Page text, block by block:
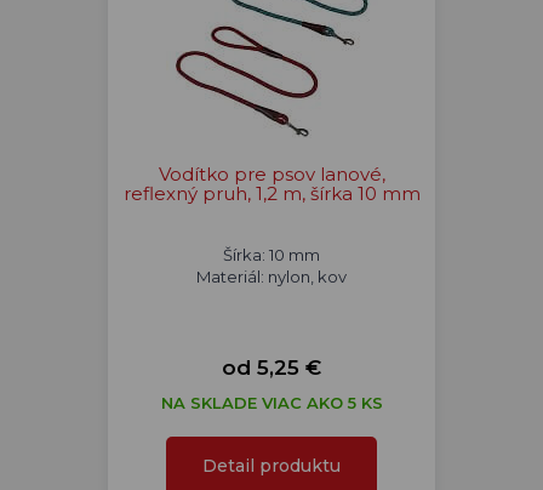
Vodítko pre psov lanové,
reflexný pruh, 1,2 m, šírka 10 mm
Šírka: 10 mm
Materiál: nylon, kov
od 5,25 €
NA SKLADE VIAC AKO 5 KS
Detail produktu